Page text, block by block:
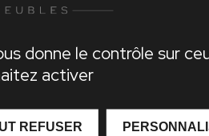
donne le contrôle sur
activer
REFUSER